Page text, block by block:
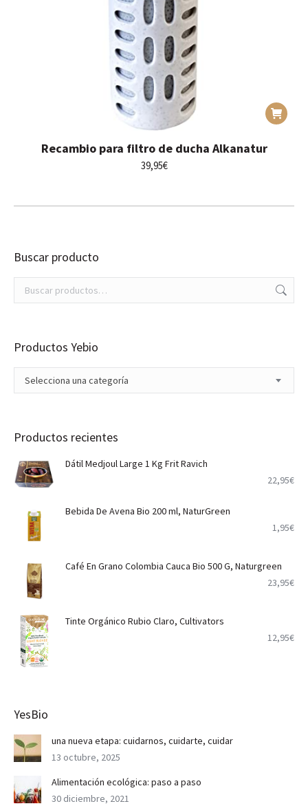
Recambio para filtro de ducha Alkanatur
39,95€
Buscar producto
Productos Yebio
Selecciona una categoría
Productos recientes
Dátil Medjoul Large 1 Kg Frit Ravich
22,95€
Bebida De Avena Bio 200 ml, NaturGreen
1,95€
Café En Grano Colombia Cauca Bio 500 G, Naturgreen
23,95€
Tinte Orgánico Rubio Claro, Cultivators
12,95€
YesBio
una nueva etapa: cuidarnos, cuidarte, cuidar
13 octubre, 2025
Alimentación ecológica: paso a paso
30 diciembre, 2021